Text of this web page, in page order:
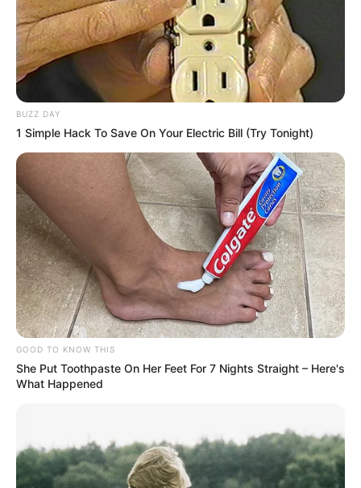
Tren ranpur ifv berlapis baja baik pasif
ataupun aktif, telah hadir di depan mata,
dgn Singapura sbg pengguna pertama.
30mm sdh akan tumpul jika berhadapan
dgn ranpur tsb, itu alasan kenapa
ranpur k21 korsel memaket 40mm sbg
dan dgn penggunaan a220m oleh adri,
juga barangkali bisa difungsikan sbg aa
57mm mobile..
ayam jago 02/02/2018
alternatif yang lebih murah dari bofors
bofors lbh baik dari cucu s60 dalam hal
1. rate of fire yang lebih tinggi
2. pressure yang lebih besar artinya firing range
lebih jauh
3. gyro stabilizer dimana bofors sudah 3 axis
sedangkan cucu s60 masih 1 axis. bofors
Tukang Ngitung, PhD. 02/02/2018
BUZZ DAY
1 Simple Hack To Save On Your Electric Bill (Try Tonight)
GOOD TO KNOW THIS
She Put Toothpaste On Her Feet For 7 Nights Straight – Here's
What Happened